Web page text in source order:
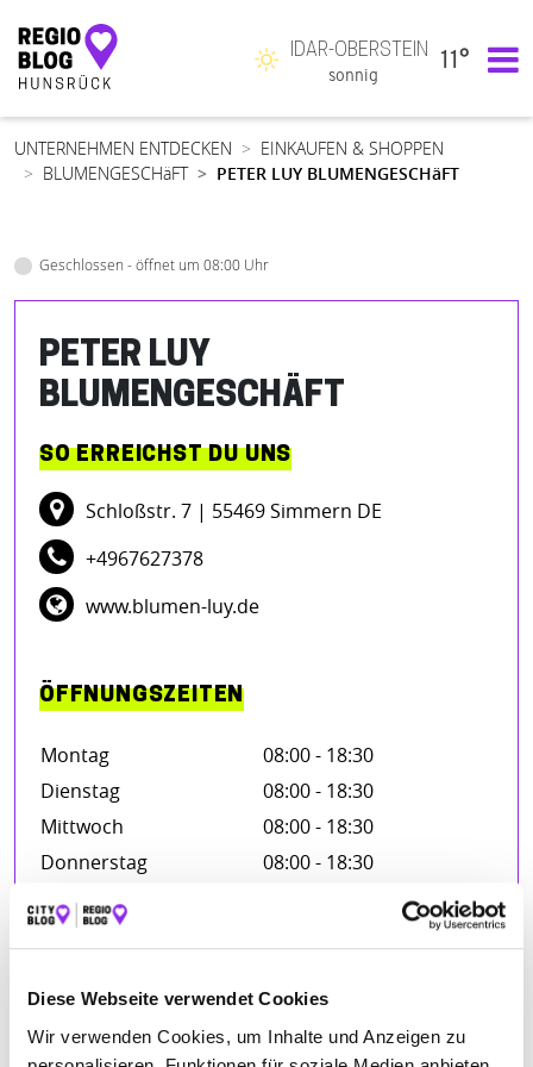
Diese Webseite verwendet Cookies
Wir verwenden Cookies, um Inhalte und Anzeigen zu
Hauptnavigation
IDAR-OBERSTEIN
sonnig
11°
UNTERNEHMEN ENTDECKEN
EINKAUFEN & SHOPPEN
BLUMENGESCHäFT
PETER LUY BLUMENGESCHäFT
Geschlossen - öffnet um 08:00 Uhr
PETER LUY
BLUMENGESCHÄFT
SO ERREICHST DU UNS
Schloßstr. 7 | 55469 Simmern DE
+4967627378
www.blumen-luy.de
ÖFFNUNGSZEITEN
Montag
08:00 - 18:30
Dienstag
08:00 - 18:30
Mittwoch
08:00 - 18:30
Donnerstag
08:00 - 18:30
Freitag
Samstag
BEWERTUNGEN